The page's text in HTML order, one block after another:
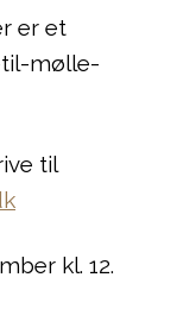
er et
til-mølle-
til
kl. 12.